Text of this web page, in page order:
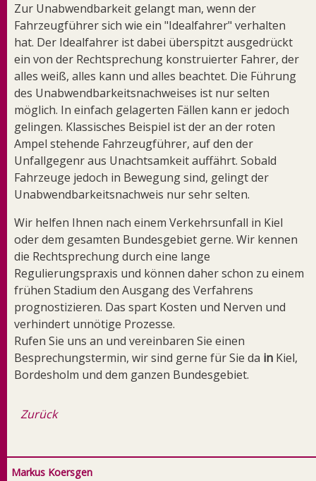
Zur Unabwendbarkeit gelangt man, wenn der
Fahrzeugführer sich wie ein "Idealfahrer" verhalten
hat. Der Idealfahrer ist dabei überspitzt ausgedrückt
ein von der Rechtsprechung konstruierter Fahrer, der
alles weiß, alles kann und alles beachtet. Die Führung
des Unabwendbarkeitsnachweises ist nur selten
möglich. In einfach gelagerten Fällen kann er jedoch
gelingen. Klassisches Beispiel ist der an der roten
Ampel stehende Fahrzeugführer, auf den der
Unfallgegenr aus Unachtsamkeit auffährt. Sobald
Fahrzeuge jedoch in Bewegung sind, gelingt der
Unabwendbarkeitsnachweis nur sehr selten.
Wir helfen Ihnen nach einem Verkehrsunfall in Kiel
oder dem gesamten Bundesgebiet gerne. Wir kennen
die Rechtsprechung durch eine lange
Regulierungspraxis und können daher schon zu einem
frühen Stadium den Ausgang des Verfahrens
prognostizieren. Das spart Kosten und Nerven und
verhindert unnötige Prozesse.
Rufen Sie uns an und vereinbaren Sie einen
Besprechungstermin, wir sind gerne für Sie da in Kiel,
Bordesholm und dem ganzen Bundesgebiet.
Zurück
Markus Koersgen